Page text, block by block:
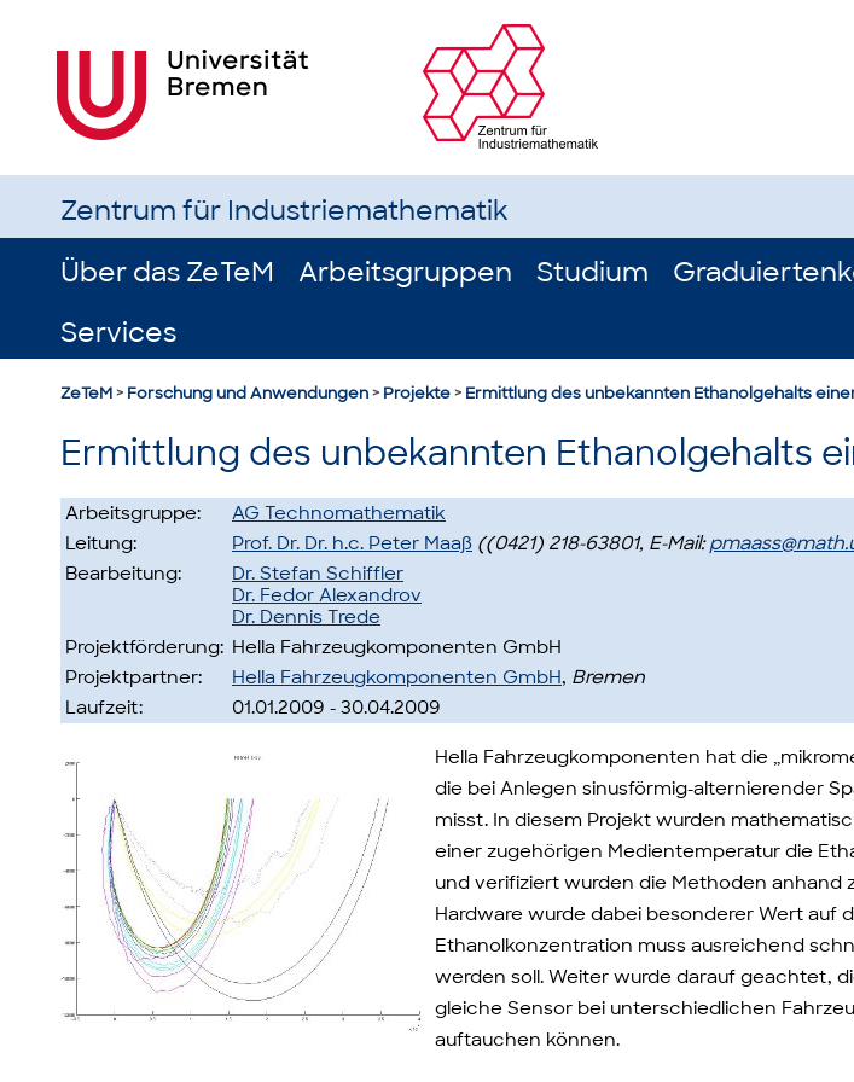
Zentrum für Industriemathematik
Über das ZeTeM
Arbeitsgruppen Studium
Services
ZeTeM> Forschung und Anwendungen> Projekte> Ermittlung des unbekannten Ethanolgehalts
Ermittlung des unbekannten Ethanolgehalts
Arbeitsgruppe:
AG Technomathematik
Leitung:
Prof. Dr. Dr. h.c. Peter Maaß ((0421) 218-63801, E-Mail:
Bearbeitung:
Dr. Stefan Schiffler
Dr. Fedor Alexandrov
Dr. Dennis Trede
Projektförderung: Hella Fahrzeugkomponenten GmbH
Projektpartner:
Hella Fahrzeugkomponenten GmbH, Bremen
Laufzeit:
01.01.2009 - 30.04.2009
Hella Fahrzeugkomponenten hat die
die bei Anlegen sinusförmig-alternierender
misst. In diesem Projekt wurden
einer zugehörigen Medientemperatur die
und verifiziert wurden die Methoden anhand
Hardware wurde dabei besonderer Wert auf
Ethanolkonzentration muss ausreichend
werden soll. Weiter wurde darauf geachtet,
gleiche Sensor bei unterschiedlichen
auftauchen können.